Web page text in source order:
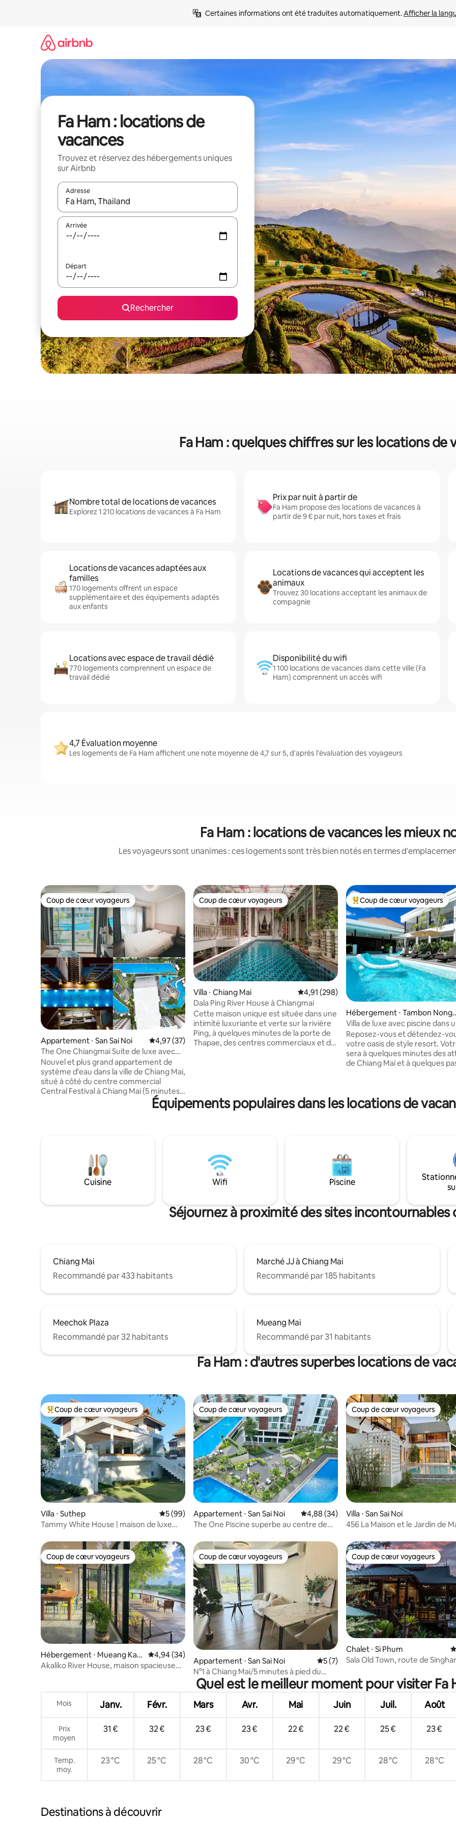
Certaines informations ont été traduites automatiquement. Afficher la
Fa Ham : locations de
vacances
Trouvez et réservez des hébergements uniques
sur Airbnb
Adresse
Lorsque les résultats s'affichent, utilisez les flèches vers le haut et vers le bas pour les parcourir ou en appuyant et en
Arrivée
Départ
Rechercher
Fa Ham : quelques chiffres sur les locations de
Nombre total de locations de vacances
Explorez 1 210 locations de vacances à Fa Ham
Prix par nuit à partir de
Fa Ham propose des locations de vacances à
partir de 9 € par nuit, hors taxes et frais
Locations de vacances adaptées aux
familles
170 logements offrent un espace
supplémentaire et des équipements adaptés
aux enfants
Locations de vacances qui acceptent les
animaux
Trouvez 30 locations acceptant les animaux de
compagnie
Locations avec espace de travail dédié
770 logements comprennent un espace de
travail dédié
Disponibilité du wifi
1 100 locations de vacances dans cette ville (Fa
Ham) comprennent un accès wifi
4,7 Évaluation moyenne
Les logements de Fa Ham affichent une note moyenne de 4,7 sur 5, d'après l'évaluation des voyageurs
Fa Ham : locations de vacances les mieux
Les voyageurs sont unanimes : ces logements sont très bien notés en termes
Coup de cœur voyageurs
Coup de cœur voyageurs
Appartement ⋅ San Sai Noi Évaluation moyenne sur la base de 37 commentaires : 4,97 sur 5
4,97 (37)
The One Chiangmai Suite de luxe avec
piscine
Nouvel et plus grand appartement de
système d'eau dans la ville de Chiang Mai,
situé à côté du centre commercial
Central Festival à Chiang Mai (5 minutes à
pied), à seulement 5 minutes en voiture
de l'hôpital de Bangkok.Le quartier est
publique, la grande piscine, le grand
toboggan, pour ne pas quitter la maison,
profitez de la navette de bus tous les
jours vers le supermarché et le marché
une buanderie, un service de
nettoyage.Très pratique.L'assortiment le
Coup de cœur voyageurs
Coup de cœur voyageurs
Villa ⋅ Chiang Mai Évaluation moyenne sur la base de 298
4,91 (298)
Dala Ping River House à Chiangmai
Cette maison unique est située dans une
intimité luxuriante et verte sur la rivière
Ping, à quelques minutes de la porte de
Thapae, des centres commerciaux et de
Toutes les chambres disposent de la
climatisation, du WIFI et de la télévision
des lectures d'astrologie sont à
disposition sur demande.
Coups de cœur voyageurs les
Coup de cœur voyageurs
Hébergement ⋅ Tambon Nong
Chom
Villa de luxe avec piscine dans
charmant
Reposez-vous et détendez-
votre oasis de style resort.
sera à quelques minutes des
de Chiang Mai et à quelques
2 cabanas élégantes
spacieuses), putting green,
proximité. À 5 minutes en
Meechok. Accédez à la vieille
Nimman en 15 à 20 minutes
★Fantastique salon, cuisine et
manger ouverts ; grand patio
★Nettoyé professionnellement
Équipements populaires dans les locations de
Cuisine Wifi Piscine
Séjournez à proximité des sites incontournables
Chiang Mai
Recommandé par 433 habitants
Marché JJ à Chiang Mai
Recommandé par 185 habitants
Meechok Plaza
Recommandé par 32 habitants
Mueang Mai
Recommandé par 31 habitants
Fa Ham : d'autres superbes locations de
Coups de cœur voyageurs les plus appréciés
Coup de cœur voyageurs
Villa ⋅ Suthep Évaluation moyenne sur la base de 99 commentaires : 5 sur 5
5 (99)
Tammy White House | maison de luxe
Coup de cœur voyageurs
Coup de cœur voyageurs
Appartement ⋅ San Sai Noi Évaluation moyenne sur la base de 34
4,88 (34)
The One Piscine superbe au centre de
pied de Shangtai avec terrasse 8035/st
Grande pièce ouverte
Coup de cœur voyageurs
Coup de cœur voyageurs
Villa ⋅ San Sai Noi
456 La Maison et le Jardin de
Coup de cœur voyageurs
Coup de cœur voyageurs
Hébergement ⋅ Mueang Kae
o
Évaluation moyenne sur la base de 34 commentaires : 4,94 sur 5
4,94 (34)
Akaliko River House, maison spacieuse
Coup de cœur voyageurs
Coup de cœur voyageurs
Appartement ⋅ San Sai Noi Évaluation moyenne sur la base de 7
5 (7)
N°1 à Chiang Mai/5 minutes à pied du
centre commercial St. Theresa/trois
piscines dans le quartier/avec terrasse
2121
Coup de cœur voyageurs
Coup de cœur voyageurs
Chalet ⋅ Si Phum
Sala Old Town, route de
Quel est le meilleur moment pour visiter Fa
Mois Janv. Févr. Mars Avr. Mai Juin Juil. Août
Prix
moyen
31 € 32 € 23 € 23 € 22 € 22 € 25 € 23 €
Temp.
moy.
23 °C 25 °C 28 °C 30 °C 29 °C 29 °C 28 °C 28 °C
Destinations à découvrir